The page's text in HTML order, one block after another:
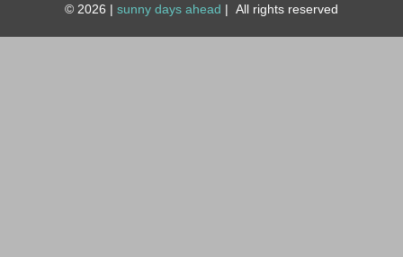
© 2026 | sunny days ahead | All rights reserved